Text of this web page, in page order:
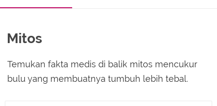
Mitos
Temukan fakta medis di balik mitos mencukur
bulu yang membuatnya tumbuh lebih tebal.